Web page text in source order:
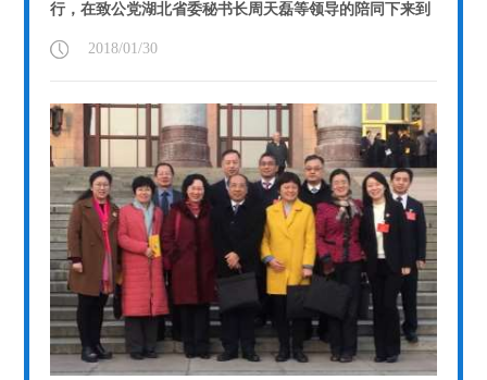
行，在致公党湖北省委秘书长周天磊等领导的陪同下来到
致公党武汉市委员会调研社会...
2018/01/30